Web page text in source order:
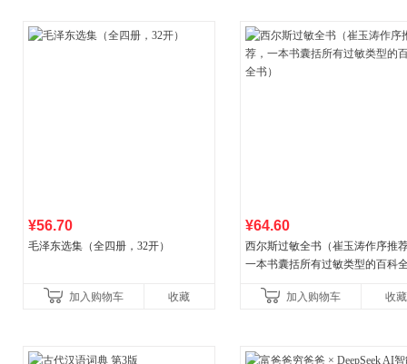
¥56.70
毛泽东选集（全四册，32开）
加入购物车 收藏
¥64.60
西尔斯过敏全书（崔玉涛作序推
一本书囊括所有过敏类型的百科
加入购物车
收藏